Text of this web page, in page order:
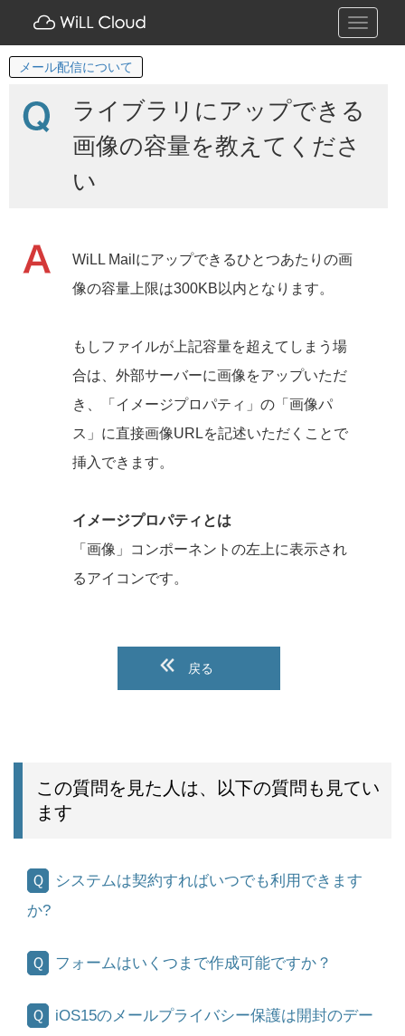
Toggle
メール配信について
ライブラリにアップできる
画像の容量を教えてくださ
い
WiLL Mailにアップできるひとつあたりの画
像の容量上限は300KB以内となります。
もしファイルが上記容量を超えてしまう場
合は、外部サーバーに画像をアップいただ
き、「イメージプロパティ」の「画像パ
ス」に直接画像URLを記述いただくことで
挿入できます。
イメージプロパティとは
「画像」コンポーネントの左上に表示され
るアイコンです。
戻る
この質問を見た人は、以下の質問も見てい
ます
システムは契約すればいつでも利用できます
か?
フォームはいくつまで作成可能ですか？
iOS15のメールプライバシー保護は開封のデー